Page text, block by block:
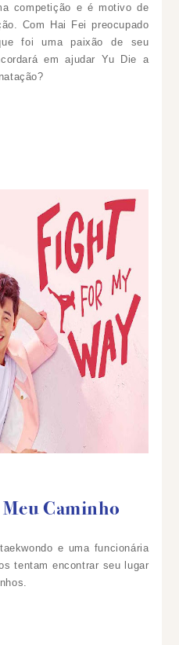
competição e é motivo de
Com Hai Fei preocupado
foi uma paixão de seu
em ajudar Yu Die a
Caminho
e uma funcionária
tentam encontrar seu lugar